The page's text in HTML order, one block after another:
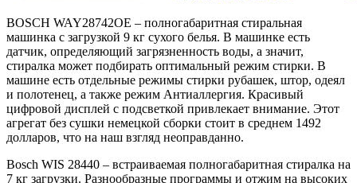
BOSCH WAY28742OE – полногабаритная стиральная
машинка с загрузкой 9 кг сухого белья. В машинке есть
датчик, определяющий загрязненность воды, а значит,
стиралка может подбирать оптимальный режим стирки. В
машине есть отдельные режимы стирки рубашек, штор, одеял
и полотенец, а также режим Антиаллергия. Красивый
цифровой дисплей с подсветкой привлекает внимание. Этот
агрегат без сушки немецкой сборки стоит в среднем 1492
долларов, что на наш взгляд неоправданно.
Bosch WIS 28440 – встраиваемая полногабаритная стиралка на
7 кг загрузки. Разнообразные программы и отжим на высоких